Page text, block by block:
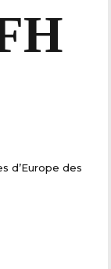
d’Europe des